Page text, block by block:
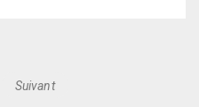
Suivant